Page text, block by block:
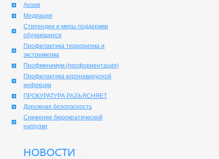
Архив
Медиация
Стипендии и меры поддержки
обучающихся
Профилактика терроризма и
экстремизма
Профминимум (профориентация)
Профилактика коронавирусной
инфекции
ПРОКУРАТУРА РАЗЪЯСНЯЕТ
Дорожная безопасность
Снижение бюрократической
нагрузки
НОВОСТИ